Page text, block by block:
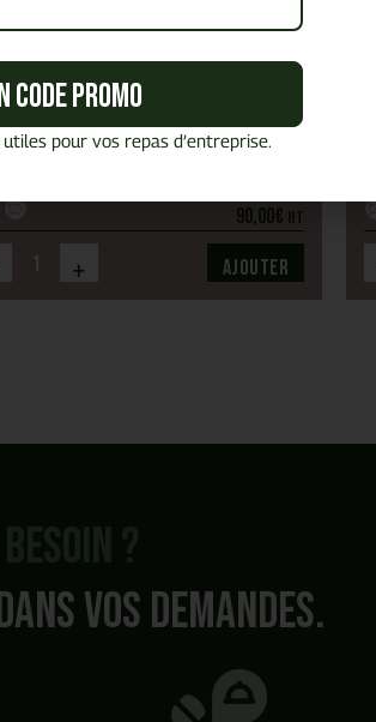
Ceviché daurade & framboise
timbaline délicate mêlant daurade marinée
pour un équilibre frais et élégant.
90,00€ HT
+ Ajouter
vos demandes.
code promo
pour vos repas d’entreprise.